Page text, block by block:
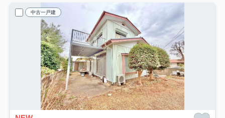
中古一戸建